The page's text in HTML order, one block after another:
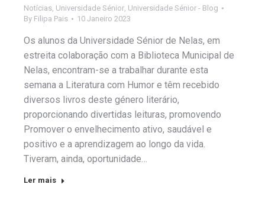
Notícias Universidade Sénior Universidade Sénior - Blog
By Filipa Pais 10 Janeiro 2023
Os alunos da Universidade Sénior de Nelas, em
estreita colaboração com a Biblioteca Municipal de
Nelas, encontram-se a trabalhar durante esta
semana a Literatura com Humor e têm recebido
diversos livros deste género literário,
proporcionando divertidas leituras, promovendo
Promover o envelhecimento ativo, saudável e
positivo e a aprendizagem ao longo da vida.
Tiveram, ainda, oportunidade…
Ler mais